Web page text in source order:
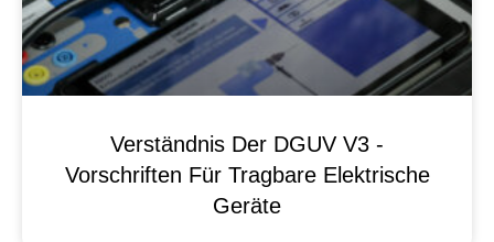
Verständnis Der DGUV V3 -
Vorschriften Für Tragbare Elektrische
Geräte